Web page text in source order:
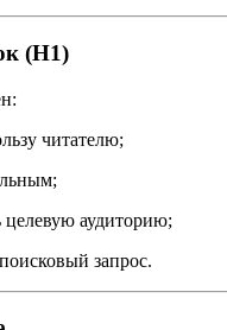
(H1)
читателю;
целевую аудиторию;
запрос.